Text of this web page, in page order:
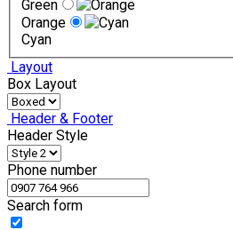
Green
Orange
Cyan
Layout
Box Layout
Header & Footer
Header Style
Phone number
Search form